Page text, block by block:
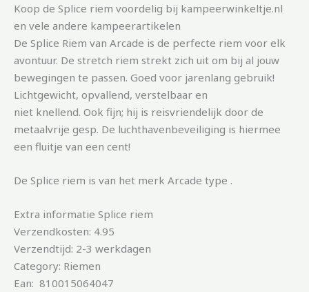
Koop de Splice riem voordelig bij kampeerwinkeltje.nl
en vele andere kampeerartikelen
De Splice Riem van Arcade is de perfecte riem voor elk
avontuur. De stretch riem strekt zich uit om bij al jouw
bewegingen te passen. Goed voor jarenlang gebruik!
Lichtgewicht, opvallend, verstelbaar en
niet knellend. Ook fijn; hij is reisvriendelijk door de
metaalvrije gesp. De luchthavenbeveiliging is hiermee
een fluitje van een cent!
De Splice riem is van het merk Arcade type .
Extra informatie Splice riem
Verzendkosten: 4.95
Verzendtijd: 2-3 werkdagen
Category: Riemen
Ean: 810015064047